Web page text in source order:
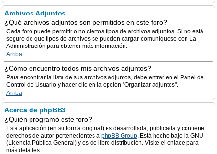
Archivos Adjuntos
¿Qué archivos adjuntos son permitidos en este foro?
Cada foro puede permitir o no ciertos tipos de archivos adjuntos. Si no está
seguro de que tipos de archivos se pueden cargar, comuníquese con La
Administración para obtener más información.
Arriba
¿Cómo encuentro todos mis archivos adjuntos?
Para encontrar la lista de sus archivos adjuntos, debe entrar en el Panel de
Control de Usuario y hacer clic en la opción "Organizar adjuntos".
Arriba
Acerca de phpBB3
¿Quién programó este foro?
Esta aplicación (en su forma original) es desarrollada, publicada y contiene
derechos de autor pertenecientes a phpBB Group. Está hecho bajo la GNU
(Licencia Pública General) y es de libre distribución. Visite el enlace para
más detalles.